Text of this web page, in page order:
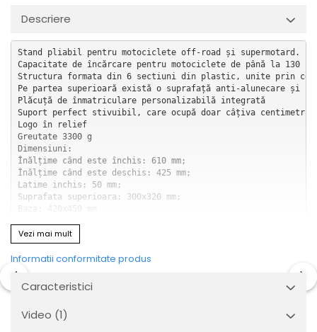
Descriere
Stand pliabil pentru motociclete off-road și supermotard.
Capacitate de încărcare pentru motociclete de până la 130
Structura formata din 6 sectiuni din plastic, unite prin
Pe partea superioară există o suprafață anti-alunecare și
Plăcuță de înmatriculare personalizabilă integrată
Suport perfect stivuibil, care ocupă doar câțiva centimetri
Logo în relief
Greutate 3300 g
Dimensiuni:
Înălțime când este închis: 610 mm;
Înălțime când este deschis: 425 mm;
Latime inchis: 50 mm;
Suprafata superioara: 300x320 mm;
Baza: 420x450 mm
Vezi mai mult
Informatii conformitate produs
Caracteristici
Video (1)